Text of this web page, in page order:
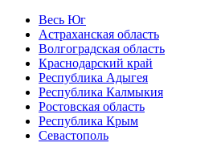
Весь Юг
Астраханская область
Волгоградская область
Краснодарский край
Республика Адыгея
Республика Калмыкия
Ростовская область
Республика Крым
Севастополь